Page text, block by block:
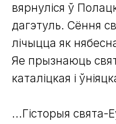
вярнуліся ў
дагэтуль. Сёння
лічыцца як
Яе прызнаюць
каталіцкая і
...Гісторыя свята-